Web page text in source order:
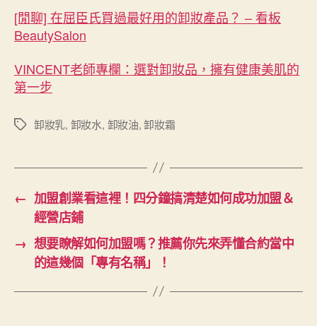
[閒聊] 在屈臣氏買過最好用的卸妝產品？ – 看板
BeautySalon
VINCENT老師專欄：選對卸妝品，擁有健康美肌的
第一步
標
卸妝乳, 卸妝水, 卸妝油,卸妝霜
← 加盟創業看這裡！四分鐘搞清楚如何成功加盟＆
經營店鋪
→ 想要瞭解如何加盟嗎？推薦你先來弄懂合約當中
的這幾個「專有名稱」！